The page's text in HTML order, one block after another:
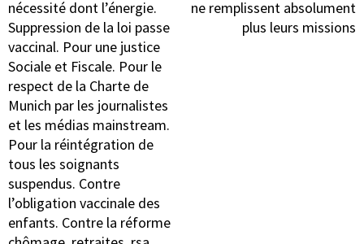
nécessité dont l’énergie.
Suppression de la loi passe
vaccinal. Pour une justice
Sociale et Fiscale. Pour le
respect de la Charte de
Munich par les journalistes
et les médias mainstream.
Pour la réintégration de
tous les soignants
suspendus. Contre
l’obligation vaccinale des
enfants. Contre la réforme
ne remplissent absolument
plus leurs missions